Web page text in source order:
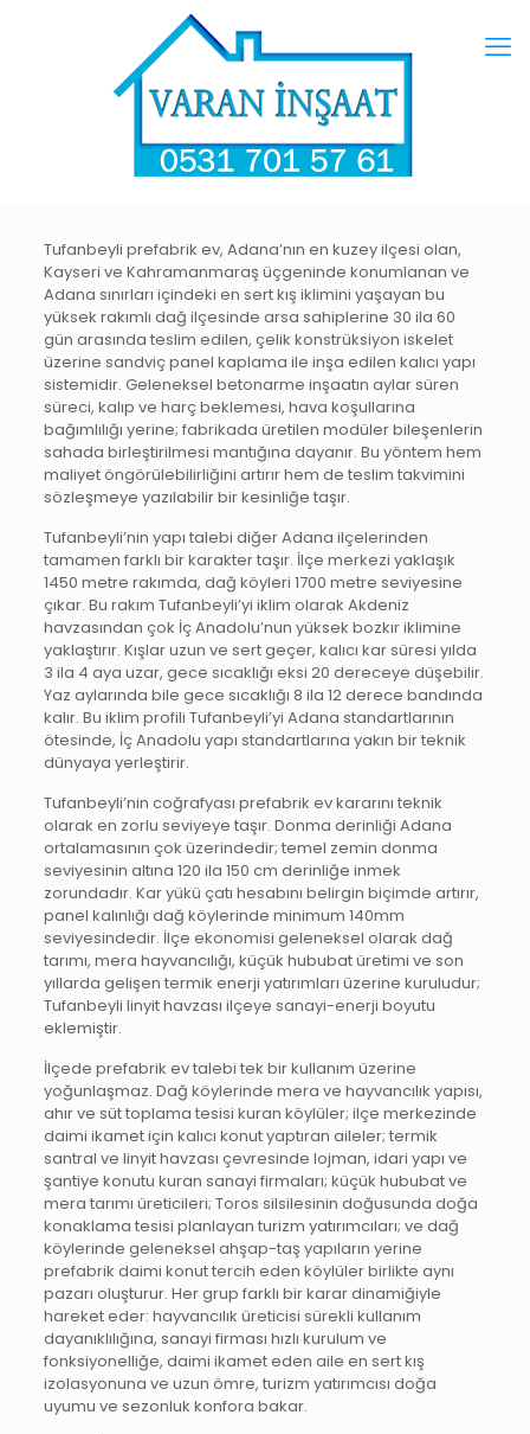
Tufanbeyli prefabrik ev, Adana’nın en kuzey ilçesi olan,
Kayseri ve Kahramanmaraş üçgeninde konumlanan ve
Adana sınırları içindeki en sert kış iklimini yaşayan bu
yüksek rakımlı dağ ilçesinde arsa sahiplerine 30 ila 60
gün arasında teslim edilen, çelik konstrüksiyon iskelet
üzerine sandviç panel kaplama ile inşa edilen kalıcı yapı
sistemidir. Geleneksel betonarme inşaatın aylar süren
süreci, kalıp ve harç beklemesi, hava koşullarına
bağımlılığı yerine; fabrikada üretilen modüler bileşenlerin
sahada birleştirilmesi mantığına dayanır. Bu yöntem hem
maliyet öngörülebilirliğini artırır hem de teslim takvimini
sözleşmeye yazılabilir bir kesinliğe taşır.
Tufanbeyli’nin yapı talebi diğer Adana ilçelerinden
tamamen farklı bir karakter taşır. İlçe merkezi yaklaşık
1450 metre rakımda, dağ köyleri 1700 metre seviyesine
çıkar. Bu rakım Tufanbeyli’yi iklim olarak Akdeniz
havzasından çok İç Anadolu’nun yüksek bozkır iklimine
yaklaştırır. Kışlar uzun ve sert geçer, kalıcı kar süresi yılda
3 ila 4 aya uzar, gece sıcaklığı eksi 20 dereceye düşebilir.
Yaz aylarında bile gece sıcaklığı 8 ila 12 derece bandında
kalır. Bu iklim profili Tufanbeyli’yi Adana standartlarının
ötesinde, İç Anadolu yapı standartlarına yakın bir teknik
dünyaya yerleştirir.
Tufanbeyli’nin coğrafyası prefabrik ev kararını teknik
olarak en zorlu seviyeye taşır. Donma derinliği Adana
ortalamasının çok üzerindedir; temel zemin donma
seviyesinin altına 120 ila 150 cm derinliğe inmek
zorundadır. Kar yükü çatı hesabını belirgin biçimde artırır,
panel kalınlığı dağ köylerinde minimum 140mm
seviyesindedir. İlçe ekonomisi geleneksel olarak dağ
tarımı, mera hayvancılığı, küçük hububat üretimi ve son
yıllarda gelişen termik enerji yatırımları üzerine kuruludur;
Tufanbeyli linyit havzası ilçeye sanayi-enerji boyutu
eklemiştir.
İlçede prefabrik ev talebi tek bir kullanım üzerine
yoğunlaşmaz. Dağ köylerinde mera ve hayvancılık yapısı,
ahır ve süt toplama tesisi kuran köylüler; ilçe merkezinde
daimi ikamet için kalıcı konut yaptıran aileler; termik
santral ve linyit havzası çevresinde lojman, idari yapı ve
şantiye konutu kuran sanayi firmaları; küçük hububat ve
mera tarımı üreticileri; Toros silsilesinin doğusunda doğa
konaklama tesisi planlayan turizm yatırımcıları; ve dağ
köylerinde geleneksel ahşap-taş yapıların yerine
prefabrik daimi konut tercih eden köylüler birlikte aynı
pazarı oluşturur. Her grup farklı bir karar dinamiğiyle
hareket eder: hayvancılık üreticisi sürekli kullanım
dayanıklılığına, sanayi firması hızlı kurulum ve
fonksiyonelliğe, daimi ikamet eden aile en sert kış
izolasyonuna ve uzun ömre, turizm yatırımcısı doğa
uyumu ve sezonluk konfora bakar.